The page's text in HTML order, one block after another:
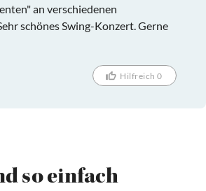
an verschiedenen
schönes Swing-Konzert. Gerne
Hilfreich 0
so einfach